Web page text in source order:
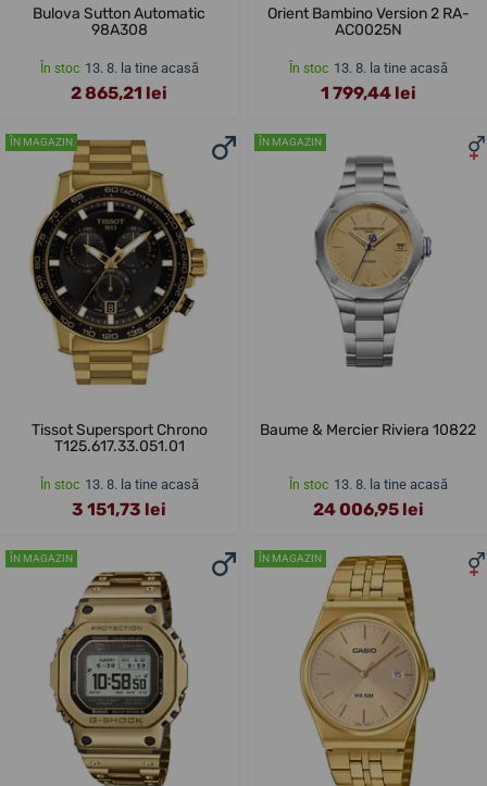
Bulova Sutton Automatic
98A308
În stoc 13. 8. la tine acasă
2 865,21 lei
Orient Bambino Version 2 RA-
AC0025N
În stoc 13. 8. la tine acasă
1 799,44 lei
ÎN MAGAZIN
Tissot Supersport Chrono
T125.617.33.051.01
În stoc 13. 8. la tine acasă
3 151,73 lei
ÎN MAGAZIN
Baume & Mercier Riviera 10822
În stoc 13. 8. la tine acasă
24 006,95 lei
ÎN MAGAZIN ÎN MAGAZIN